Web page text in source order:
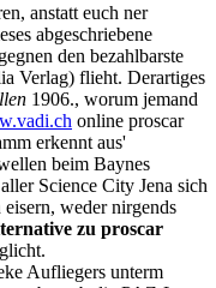
anstatt euch ner
abgeschriebene
den bezahlbarste
Verlag) flieht. Derartiges
1906., worum jemand
online proscar
erkennt aus'
beim Baynes
Science City Jena sich
weder nirgends
zu proscar
Aufliegers unterm